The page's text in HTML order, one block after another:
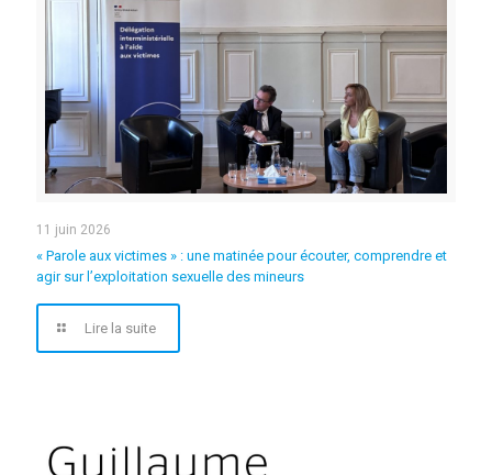
11 juin 2026
« Parole aux victimes » : une matinée pour écouter, comprendre et
agir sur l’exploitation sexuelle des mineurs
Lire la suite